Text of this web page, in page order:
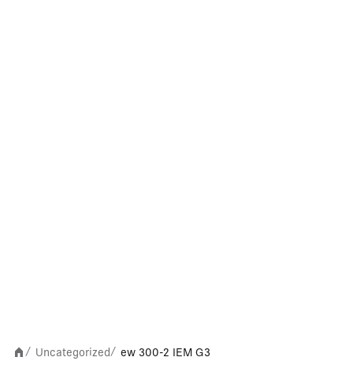
/ Uncategorized / ew 300-2 IEM G3